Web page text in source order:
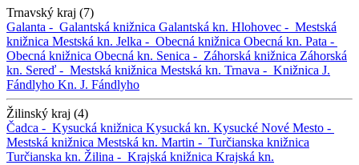
Trnavský kraj (7)
Galanta - Galantská knižnica Galantská kn. Hlohovec - Mestská
knižnica Mestská kn. Jelka - Obecná knižnica Obecná kn. Pata -
Obecná knižnica Obecná kn. Senica - Záhorská knižnica Záhorská
kn. Sereď - Mestská knižnica Mestská kn. Trnava - Knižnica J.
Fándlyho Kn. J. Fándlyho
Žilinský kraj (4)
Čadca - Kysucká knižnica Kysucká kn. Kysucké Nové Mesto -
Mestská knižnica Mestská kn. Martin - Turčianska knižnica
Turčianska kn. Žilina - Krajská knižnica Krajská kn.